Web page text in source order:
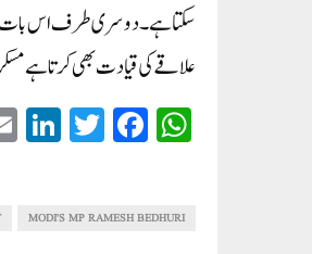
سکتا ہے۔دوسری طرف ا س بات
علاقے کی قیادت بھی کرتاہے
W
ha
A
Fa
ce
ok
T
wi
r
MODI'S MP RAMESH BEDHURI